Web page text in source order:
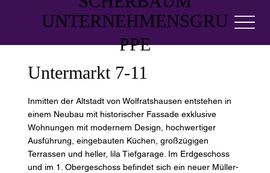
UNTERNEHMENSGRU
PPE
Untermarkt 7-11
Inmitten der Altstadt von Wolfratshausen entstehen in
einem Neubau mit historischer Fassade exklusive
Wohnungen mit modernem Design, hochwertiger
Ausführung, eingebauten Küchen, großzügigen
Terrassen und heller, lila Tiefgarage. Im Erdgeschoss
und im 1. Obergeschoss befindet sich ein neuer Müller-